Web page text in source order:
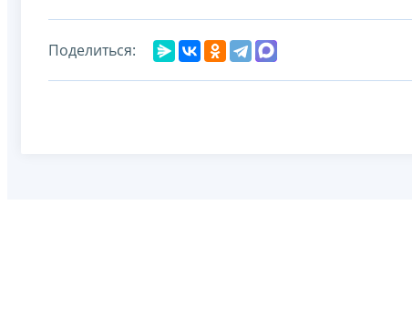
Поделиться: